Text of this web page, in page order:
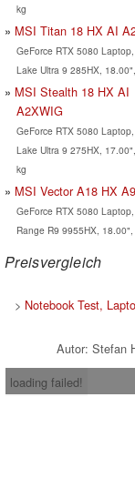
kg
MSI Titan 18 HX AI
GeForce RTX 5080
Lake Ultra 9 285HX,
MSI Stealth 18 HX AI
A2XWIG
GeForce RTX 5080
Lake Ultra 9 275HX,
kg
MSI Vector A18 HX
GeForce RTX 5080
Range R9 9955HX,
Preisvergleich
> Notebook Test,
Autor: Stefan
loading failed!